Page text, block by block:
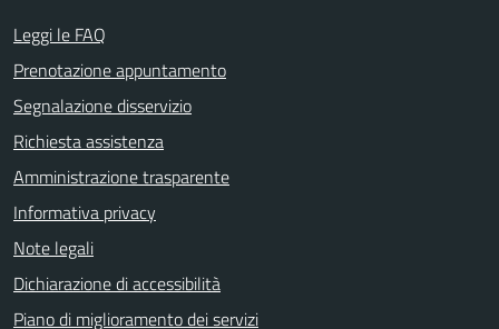
Leggi le FAQ
Prenotazione appuntamento
Segnalazione disservizio
Richiesta assistenza
Amministrazione trasparente
Informativa privacy
Note legali
Dichiarazione di accessibilità
Piano di miglioramento dei servizi